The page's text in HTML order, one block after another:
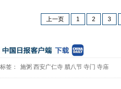
上一页 1 2 3
标签： 施粥 西安广仁寺 腊八节 寺门 寺庙